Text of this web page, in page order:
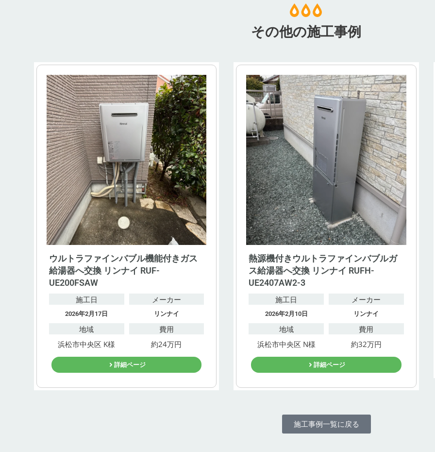
その他の施工事例
ウルトラファインバブル機能付きガス
給湯器へ交換 リンナイ RUF-
UE200FSAW
施工日
2026年2月17日
メーカー
リンナイ
地域
浜松市中央区 K様
費用
約24万円
詳細ページ
熱源機付きウルトラファインバブルガ
ス給湯器へ交換 リンナイ RUFH-
UE2407AW2-3
施工日
2026年2月10日
メーカー
リンナイ
地域
浜松市中央区 N様
費用
約32万円
詳細ページ
施工事例一覧に戻る